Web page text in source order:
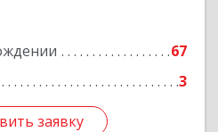
67
3
заявку
заявку